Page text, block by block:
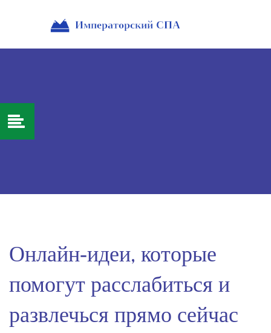
Онлайн‑идеи, которые
помогут расслабиться и
развлечься прямо сейчас